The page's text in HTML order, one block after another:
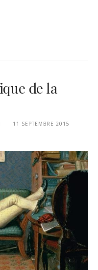
de la
11 SEPTEMBRE 2015